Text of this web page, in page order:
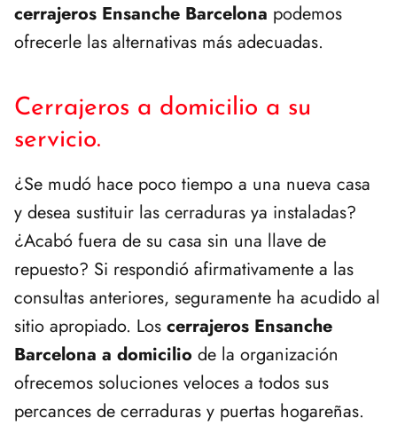
cerrajeros Ensanche Barcelona podemos
ofrecerle las alternativas más adecuadas.
Cerrajeros a domicilio a su
servicio.
¿Se mudó hace poco tiempo a una nueva casa
y desea sustituir las cerraduras ya instaladas?
¿Acabó fuera de su casa sin una llave de
repuesto? Si respondió afirmativamente a las
consultas anteriores, seguramente ha acudido al
sitio apropiado. Los cerrajeros Ensanche
Barcelona a domicilio de la organización
ofrecemos soluciones veloces a todos sus
percances de cerraduras y puertas hogareñas.